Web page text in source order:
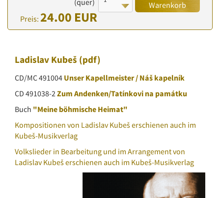
(quer)
Preis: 24.00 EUR
Warenkorb
Ladislav Kubeš (pdf)
CD/MC 491004 Unser Kapellmeister / Náš kapelník
CD 491038-2Zum Andenken/Tatínkovi na památku
Buch "Meine böhmische Heimat"
Kompositionen von Ladislav Kubeš erschienen auch im
Kubeš-Musikverlag
Volkslieder in Bearbeitung und im Arrangement von
Ladislav Kubeš erschienen auch im Kubeš-Musikverlag